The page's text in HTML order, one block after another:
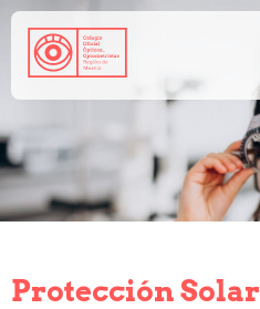
Salud visual
Preguntas frecuentes
Protección Solar